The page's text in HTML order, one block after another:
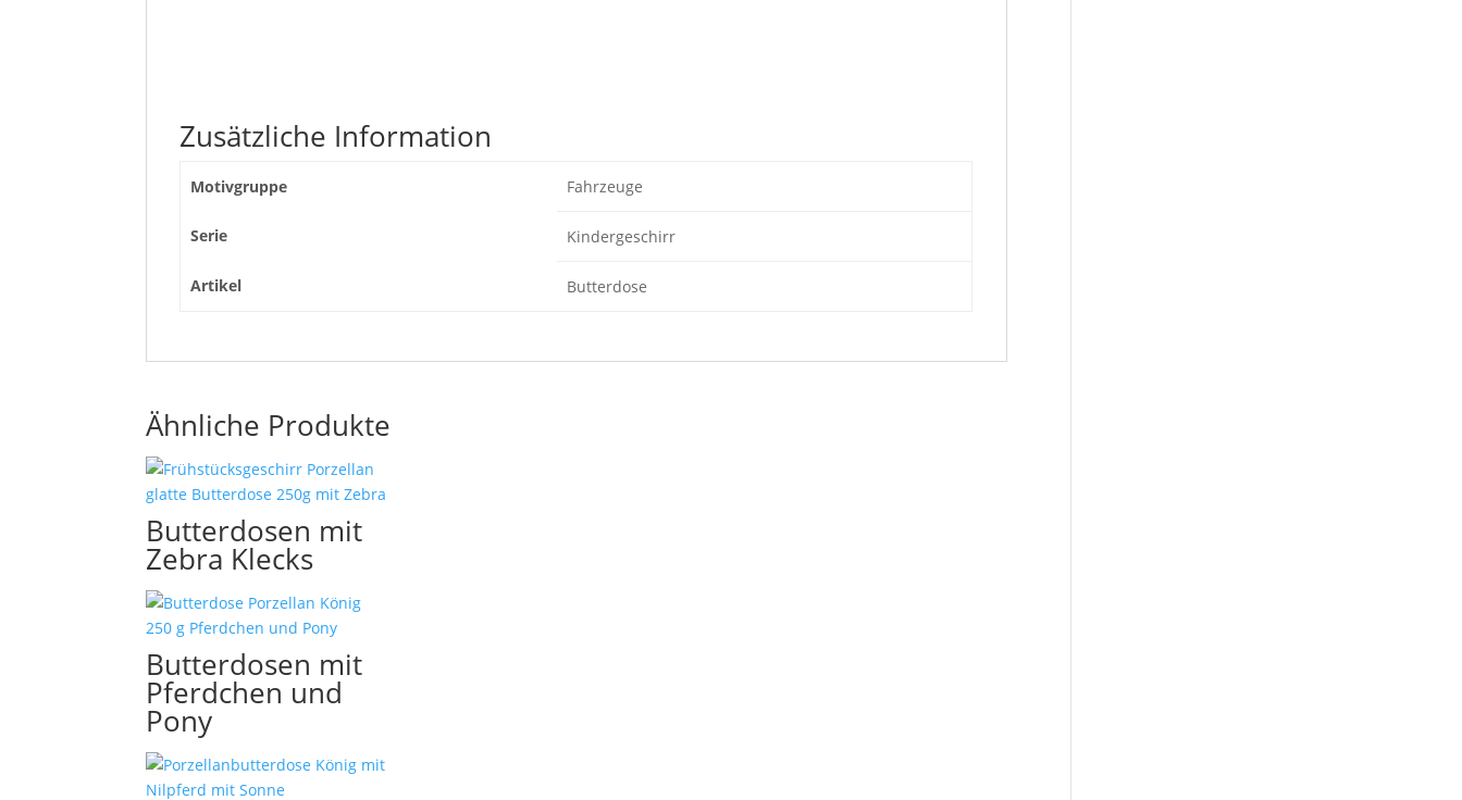
Zusätzliche Information
Motivgruppe Fahrzeuge
Serie Kindergeschirr
Artikel Butterdose
Ähnliche Produkte
Butterdosen mit
Zebra Klecks
Butterdosen mit
Pferdchen und
Pony